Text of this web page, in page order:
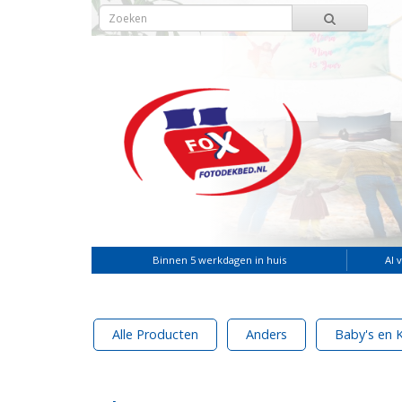
Binnen 5 werkdagen in huis Al
Alle Producten Anders Baby's en